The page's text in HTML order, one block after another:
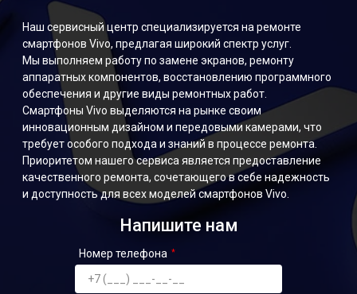
Наш сервисный центр специализируется на ремонте
смартфонов Vivo, предлагая широкий спектр услуг.
Мы выполняем работу по замене экранов, ремонту
аппаратных компонентов, восстановлению программного
обеспечения и другие виды ремонтных работ.
Смартфоны Vivo выделяются на рынке своим
инновационным дизайном и передовыми камерами, что
требует особого подхода и знаний в процессе ремонта.
Приоритетом нашего сервиса является предоставление
качественного ремонта, сочетающего в себе надежность
и доступность для всех моделей смартфонов Vivo.
Напишите нам
Номер телефона